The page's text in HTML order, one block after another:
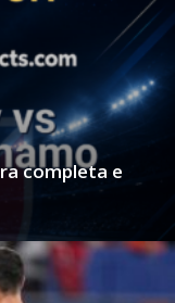
completa e